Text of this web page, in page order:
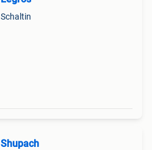
Schaltin
Shupach